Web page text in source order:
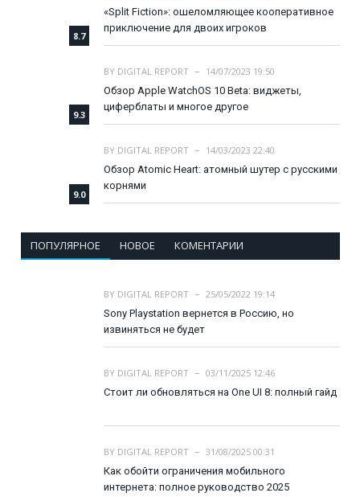
8.7
«Split Fiction»: ошеломляющее кооперативное
приключение для двоих игроков
9.3
BY DIGITAL REPORT
14/07/2023 19:50
Обзор Apple WatchOS 10 Beta: виджеты,
циферблаты и многое другое
9.0
BY DIGITAL REPORT
14/03/2023 22:40
Обзор Atomic Heart: атомный шутер с русскими
корнями
ПОПУЛЯРНОЕ НОВОЕ КОМЕНТАРИИ
BY DIGITAL REPORT
25/05/2022 19:14
Sony Playstation вернется в Россию, но
извиняться не будет
BY DIGITAL REPORT
03/11/2025 12:46
Стоит ли обновляться на One UI 8: полный гайд
BY DIGITAL REPORT
31/08/2025 00:31
Как обойти ограничения мобильного
интернета: полное руководство 2025